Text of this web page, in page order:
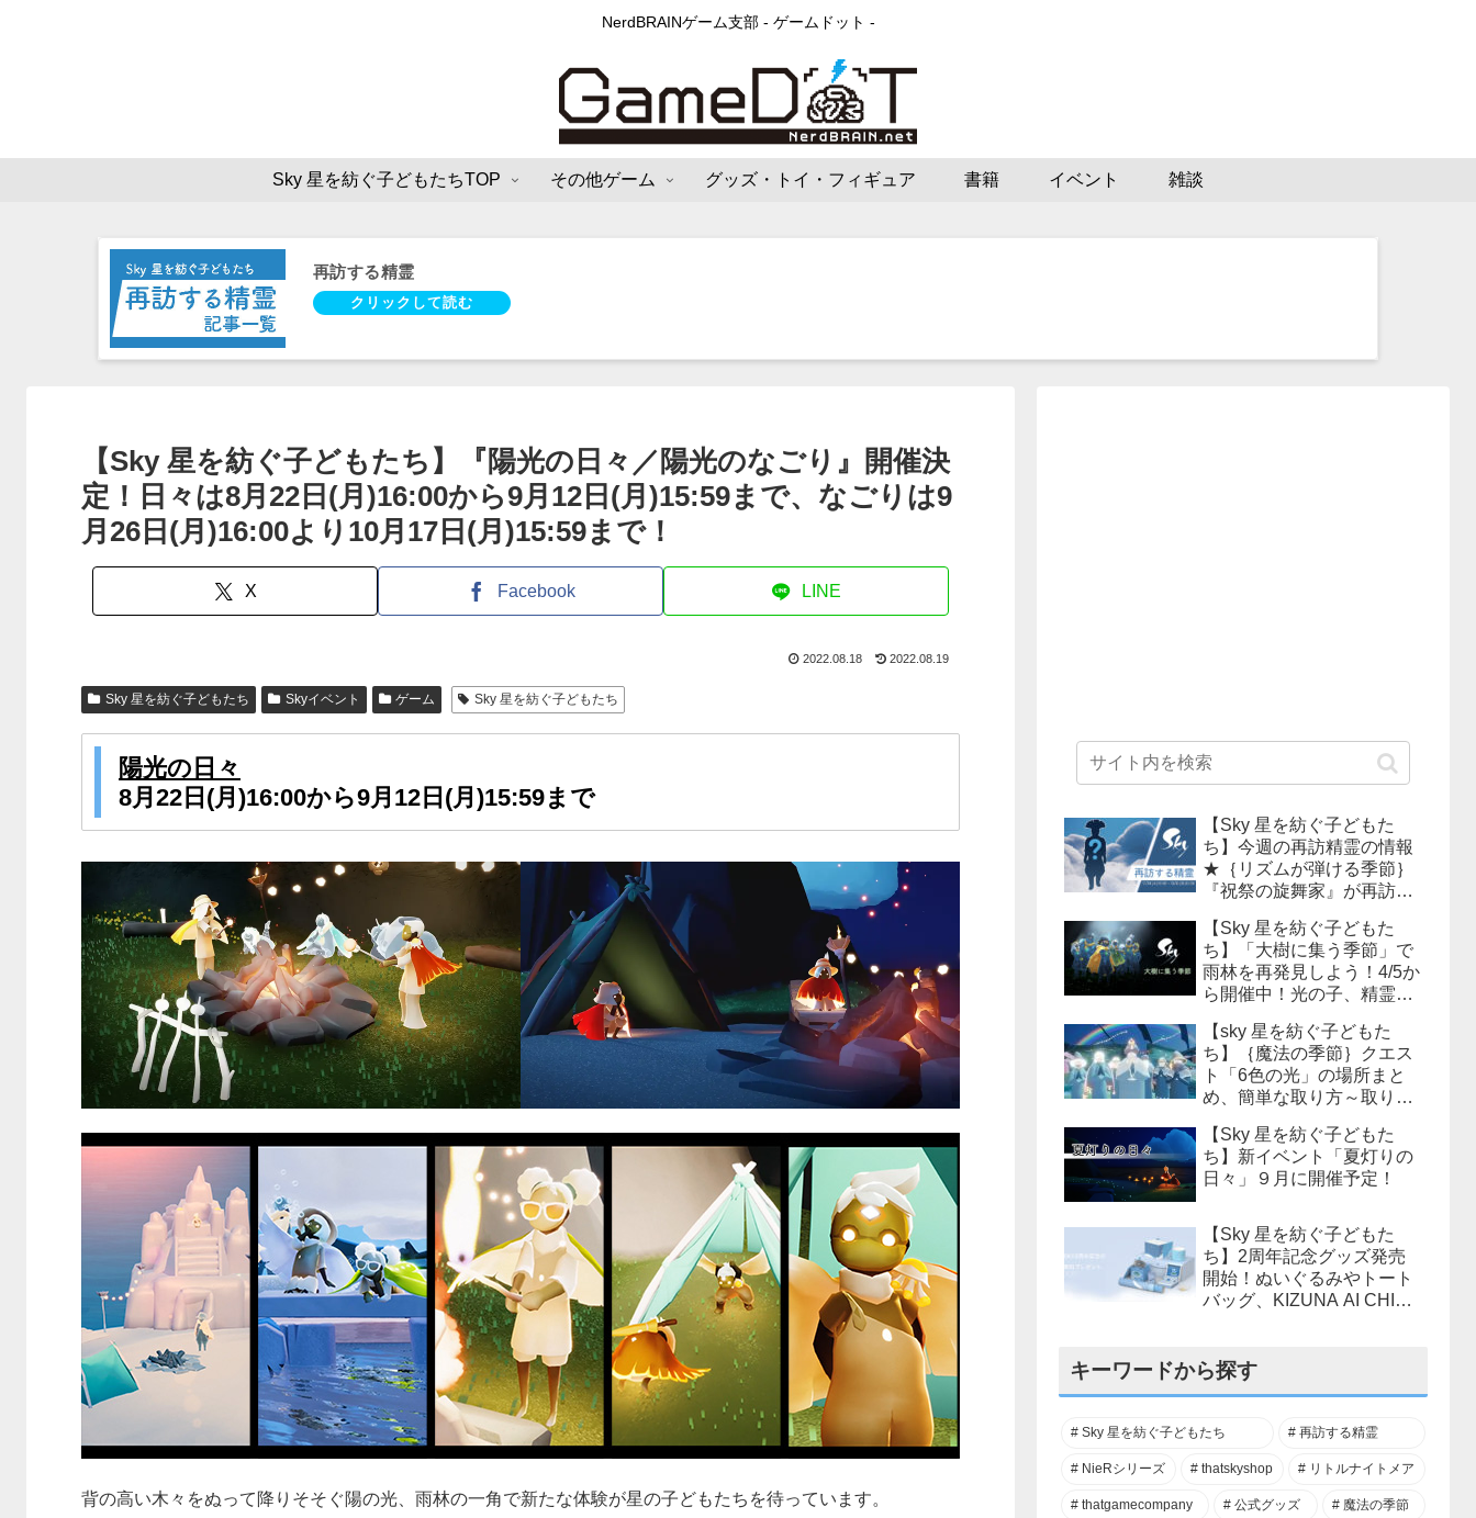
NerdBRAINゲーム支部 - ゲームドット -
Sky 星を紡ぐ子どもたちTOP その他ゲーム グッズ・トイ・フィギュア 書籍 イベント 雑談
再訪する精霊
【Sky 星を紡ぐ子どもたち】『陽光の日々／陽光のなごり』開催決
定！日々は8月22日(月)16:00から9月12日(月)15:59まで、なごりは9
月26日(月)16:00より10月17日(月)15:59まで！
X Facebook LINE
2022.08.18 2022.08.19
Sky 星を紡ぐ子どもたち Skyイベント ゲーム Sky 星を紡ぐ子どもたち
陽光の日々
8月22日(月)16:00から9月12日(月)15:59まで
背の高い木々をぬって降りそそぐ陽の光、雨林の一角で新たな体験が星の子どもたちを待っています。
【Sky 星を紡ぐ子どもた
ち】今週の再訪精霊の情報
★｛リズムが弾ける季節｝
『祝祭の旋舞家』が再訪！
18日(月)15:59まで！必要な
キャンドル数は？？
【Sky 星を紡ぐ子どもた
ち】「大樹に集う季節」で
雨林を再発見しよう！4/5か
ら開催中！光の子、精霊の
【sky 星を紡ぐ子どもた
ち】｛魔法の季節｝クエス
ト「6色の光」の場所まと
め、簡単な取り方～取りや
【Sky 星を紡ぐ子どもた
ち】新イベント「夏灯りの
日々」９月に開催予定！
【Sky 星を紡ぐ子どもた
ち】2周年記念グッズ発売
開始！ぬいぐるみやトート
バッグ、KIZUNA AI CHINA
キーワードから探す
Sky 星を紡ぐ子どもたち 再訪する精霊
NieRシリーズ thatskyshop リトルナイトメア
thatgamecompany 公式グッズ 魔法の季節